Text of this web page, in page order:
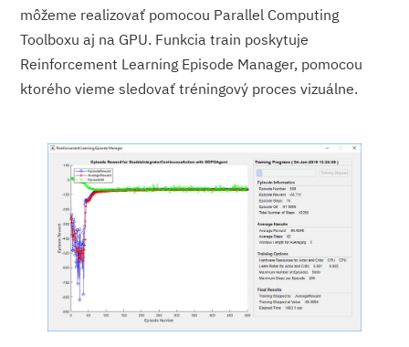
môžeme realizovať pomocou Parallel Computing
Toolboxu aj na GPU. Funkcia train poskytuje
Reinforcement Learning Episode Manager, pomocou
ktorého vieme sledovať tréningový proces vizuálne.